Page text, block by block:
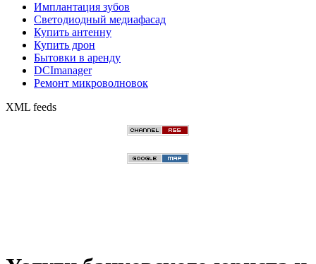
Имплантация зубов
Светодиодный медиафасад
Купить антенну
Купить дрон
Бытовки в аренду
DCImanager
Ремонт микроволновок
XML feeds